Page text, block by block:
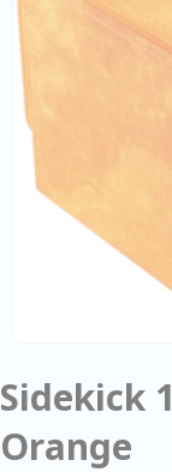
Sidekick
Orange